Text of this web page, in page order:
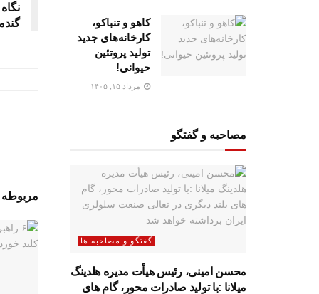
مربوطه
کاهو و تنباکو،
کارخانه‌های جدید
تولید پروتئین
حیوانی!
مرداد ۱۵, ۱۴۰۵
مصاحبه و گفتگو
گفتگو و مصاحبه ها
محسن امینی، رئیس هیأت مدیره هلدینگ
میلانا :با تولید صادرات محور، گام های